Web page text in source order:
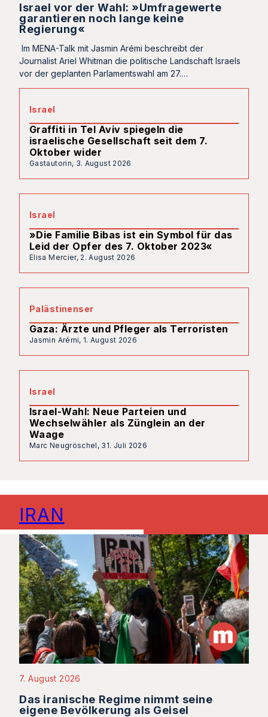
Israel vor der Wahl: »Umfragewerte
garantieren noch lange keine
Regierung«
Im MENA-Talk mit Jasmin Arémi beschreibt der
Journalist Ariel Whitman die politische Landschaft Israels
vor der geplanten Parlamentswahl am 27.…
Israel
Graffiti in Tel Aviv spiegeln die
israelische Gesellschaft seit dem 7.
Oktober wider
Gastautorin, 3. August 2026
Israel
»Die Familie Bibas ist ein Symbol für das
Leid der Opfer des 7. Oktober 2023«
Elisa Mercier, 2. August 2026
Palästinenser
Gaza: Ärzte und Pfleger als Terroristen
Jasmin Arémi, 1. August 2026
Israel
Israel-Wahl: Neue Parteien und
Wechselwähler als Zünglein an der
Waage
Marc Neugröschel, 31. Juli 2026
IRAN
7. August 2026
Das iranische Regime nimmt seine
eigene Bevölkerung als Geisel